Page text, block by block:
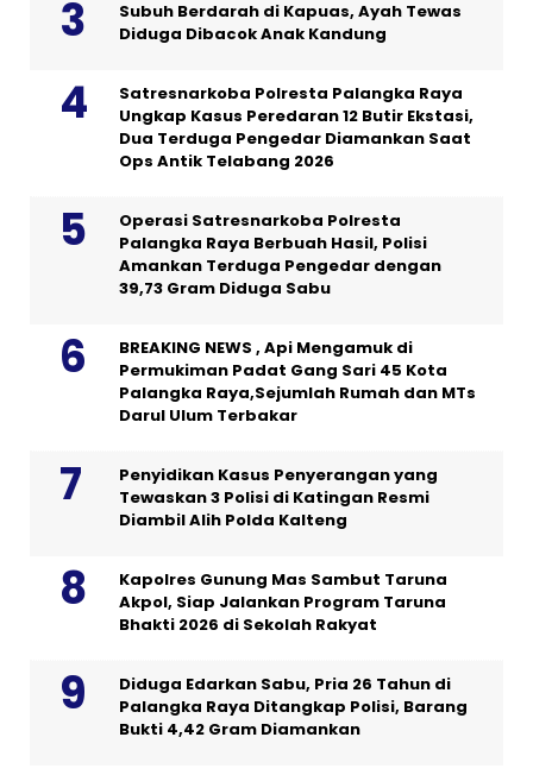
Subuh Berdarah di Kapuas, Ayah Tewas
Diduga Dibacok Anak Kandung
Satresnarkoba Polresta Palangka Raya
Ungkap Kasus Peredaran 12 Butir Ekstasi,
Dua Terduga Pengedar Diamankan Saat
Ops Antik Telabang 2026
Operasi Satresnarkoba Polresta
Palangka Raya Berbuah Hasil, Polisi
Amankan Terduga Pengedar dengan
39,73 Gram Diduga Sabu
BREAKING NEWS , Api Mengamuk di
Permukiman Padat Gang Sari 45 Kota
Palangka Raya,Sejumlah Rumah dan MTs
Darul Ulum Terbakar
Penyidikan Kasus Penyerangan yang
Tewaskan 3 Polisi di Katingan Resmi
Diambil Alih Polda Kalteng
Kapolres Gunung Mas Sambut Taruna
Akpol, Siap Jalankan Program Taruna
Bhakti 2026 di Sekolah Rakyat
Diduga Edarkan Sabu, Pria 26 Tahun di
Palangka Raya Ditangkap Polisi, Barang
Bukti 4,42 Gram Diamankan